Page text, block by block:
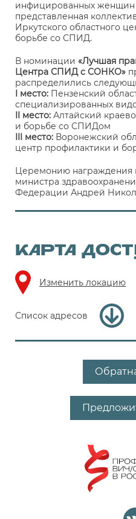
инфицированных женщин
представленная
Иркутского областного
борьбе со СПИД.
В номинации «Лучшая
Центра СПИД с СОНКО»
распределились
I место: Пензенский
специализированных
II место: Алтайский
и борьбе со СПИДом
III место: Воронежский
центр профилактики и
Церемонию награждения
министра
Федерации Андрей
КАРТА
Изменить локацию
Список адресов